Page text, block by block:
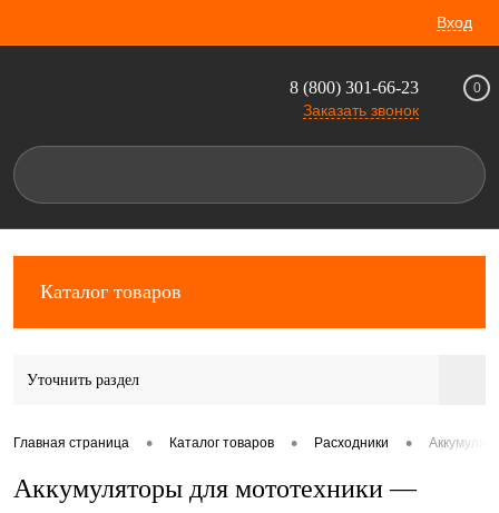
Вход
8 (800) 301-66-23
Заказать звонок
0
Каталог товаров
Уточнить раздел
Главная страница • Каталог товаров • Расходники •
Аккумуляторы для мототехники —